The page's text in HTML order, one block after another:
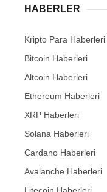
HABERLER
Kripto Para Haberleri
Bitcoin Haberleri
Altcoin Haberleri
Ethereum Haberleri
XRP Haberleri
Solana Haberleri
Cardano Haberleri
Avalanche Haberleri